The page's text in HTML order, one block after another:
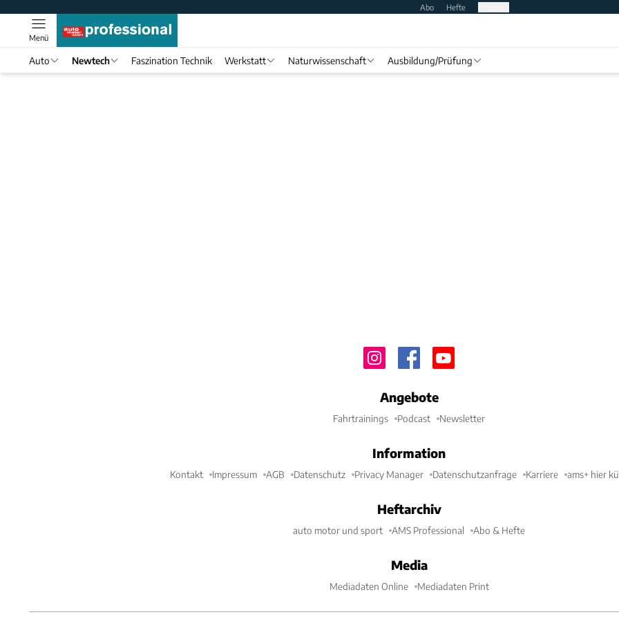
Abo Hefte
Menü
Auto Newtech Faszination Technik Werkstatt Naturwissenschaft Ausbildung/Prüfung
Angebote
Fahrtrainings Podcast Newsletter
Information
Kontakt Impressum AGB Datenschutz Privacy Manager Datenschutzanfrage Karriere ams+ hier
Heftarchiv
auto motor und sport AMS Professional Abo & Hefte
Media
Mediadaten Online Mediadaten Print